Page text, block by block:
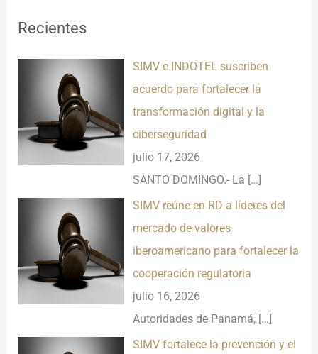
rRecientes
SIMV e INDOTEL suscriben
acuerdo para fortalecer la
transformación digital y la
ciberseguridad
julio 17, 2026
SANTO DOMINGO.- La […]
SIMV reúne en RD a líderes del
mercado de valores
iberoamericano para fortalecer la
cooperación regulatoria
julio 16, 2026
Autoridades de Panamá, […]
SIMV fortalece la prevención y el